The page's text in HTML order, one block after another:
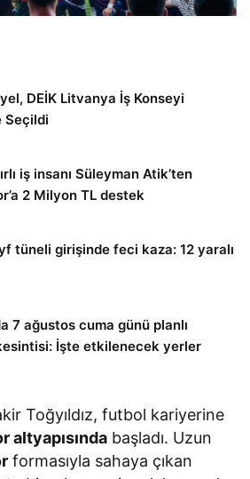
DEİK Litvanya İş Konseyi
Seçildi
iş insanı Süleyman Atik’ten
2 Milyon TL destek
tüneli girişinde feci kaza: 12 yaralı
7 ağustos cuma günü planlı
İşte etkilenecek yerler
Toğyıldız, futbol kariyerine
altyapısında başladı. Uzun
formasıyla sahaya çıkan